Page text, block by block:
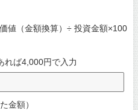
値（金額換算）÷ 投資金額×100
れば4,000円で入力
金額）